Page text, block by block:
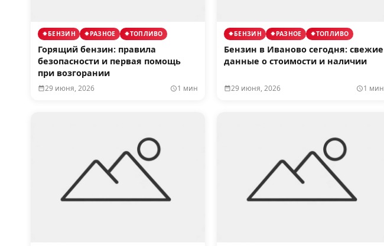
БЕНЗИН РАЗНОЕ ТОПЛИВО
Горящий бензин: правила
безопасности и первая помощь
при возгорании
29 июня, 2026 1 мин
БЕНЗИН РАЗНОЕ ТОПЛИВО
Бензин в Иваново сегодня: свежие
данные о стоимости и наличии
29 июня, 2026 1 мин